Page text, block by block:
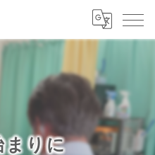
まりに